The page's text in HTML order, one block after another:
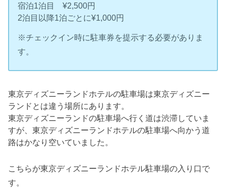
宿泊1泊目 ¥2,500円
2泊目以降1泊ごとに¥1,000円
※チェックイン時に駐車券を提示する必要がありま
す。
東京ディズニーランドホテルの駐車場は東京ディズニー
ランドとは違う場所にあります。
東京ディズニーランドの駐車場へ行く道は渋滞していま
すが、東京ディズニーランドホテルの駐車場へ向かう道
路はかなり空いていました。
こちらが東京ディズニーランドホテル駐車場の入り口で
す。